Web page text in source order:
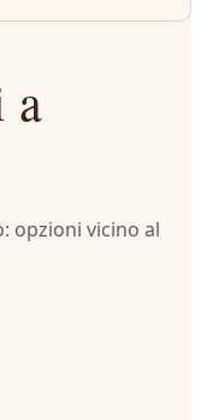
a
opzioni vicino al